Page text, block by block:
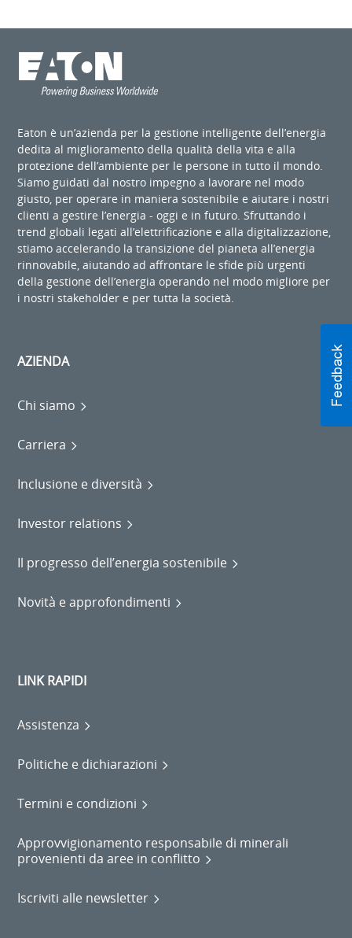
Eaton è un’azienda per la gestione intelligente dell’energia
dedita al miglioramento della qualità della vita e alla
protezione dell’ambiente per le persone in tutto il mondo.
Siamo guidati dal nostro impegno a lavorare nel modo
giusto, per operare in maniera sostenibile e aiutare i nostri
clienti a gestire l’energia - oggi e in futuro. Sfruttando i
trend globali legati all’elettrificazione e alla digitalizzazione,
stiamo accelerando la transizione del pianeta all’energia
rinnovabile, aiutando ad affrontare le sfide più urgenti
della gestione dell’energia operando nel modo migliore per
i nostri stakeholder e per tutta la società.
AZIENDA
Chi siamo
Carriera
Inclusione e diversità
Investor relations
Il progresso dell’energia sostenibile
Novità e approfondimenti
LINK RAPIDI
Assistenza
Politiche e dichiarazioni
Termini e condizioni
Approvvigionamento responsabile di minerali
provenienti da aree in conflitto
Iscriviti alle newsletter